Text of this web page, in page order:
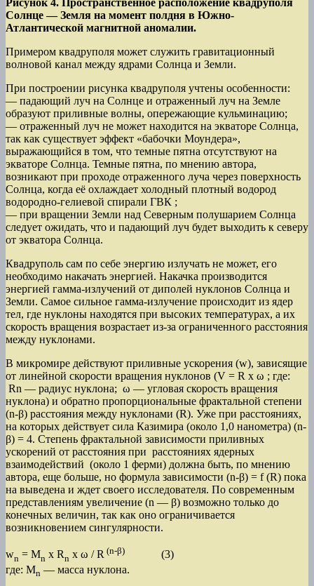
Солнце — Земля на момент полдня в Южно-
Атлантической магнитной аномалии.
Примером квадруполя может служить гравитационный
волновой канал между ядрами Солнца и Земли.
При построении рисунка квадруполя учтены особенности:
— падающий луч на Солнце и отраженный луч на Земле
образуют приливные волны, опережающие кульминацию;
— отраженный луч не может находится на экваторе Солнца,
так как существует эффект «бабочки Моундера»,
выражающийся в том, что темные пятна отсутствуют на
экваторе Солнца. Темные пятна, по мнению автора,
возникают при проходе отраженного луча через поверхность
Солнца, когда её охлаждает холодный плотный водород
водородно-гелиевой спирали ГВК ;
— при вращении Земли над Северным полушарием Солнца
следует ожидать, что и падающий луч будет выходить к северу
от экватора Солнца.
Квадруполь сам по себе энергию излучать не может, его
необходимо накачать энергией. Накачка производится
энергией гамма-излучений от диполей нуклонов Солнца и
Земли. Самое сильное гамма-излучение происходит из ядер
тел, где нуклоны находятся при высоких температурах, а их
скорость вращения возрастает из-за ограниченного расстояния
между нуклонами.
В микромире действуют приливные ускорения (w), зависящие
от линейной скорости вращения нуклонов (V = R x ω ; где:
Rn — радиус нуклона; ω — угловая скорость вращения
нуклона) и обратно пропорциональные фрактальной степени
(n-β) расстояния между нуклонами (R). Уже при расстояниях,
на которых действует сила Казимира (около 1,0 нанометра) (n-
β) = 4. Степень фрактальной зависимости приливных
ускорений от расстояния при расстояниях ядерных
взаимодействий (около 1 ферми) должна быть, по мнению
автора, еще больше, но формула зависимости (n-β) = f (R) пока
на выведена и ждет своего исследователя. По современным
представлениям увеличение (n — β) возможно только до
конечных величин, так как оно ограничивается
возникновением сингулярности.
wn = Mn x Rn x ω / R (n-β) (3)
где: Мn — масса нуклона.